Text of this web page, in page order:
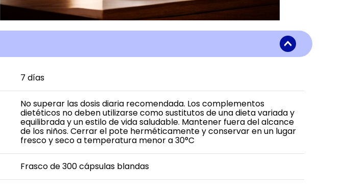
7 días
No superar las dosis diaria recomendada. Los complementos
dietéticos no deben utilizarse como sustitutos de una dieta variada y
equilibrada y un estilo de vida saludable. Mantener fuera del alcance
de los niños. Cerrar el pote herméticamente y conservar en un lugar
fresco y seco a temperatura menor a 30°C
Frasco de 300 cápsulas blandas